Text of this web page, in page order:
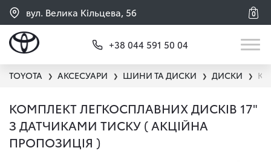
вул. Велика Кільцева, 56 0
+38 044 591 50 04
TOYOTA ❯ АКСЕСУАРИ ❯ ШИНИ ТА ДИСКИ ❯ ДИСКИ ❯
КОМПЛЕКТ ЛЕГКОСПЛАВНИХ ДИСКІВ 17"
З ДАТЧИКАМИ ТИСКУ ( АКЦІЙНА
ПРОПОЗИЦІЯ )